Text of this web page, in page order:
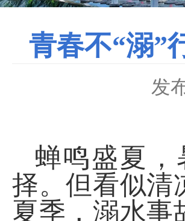
青春不“溺”
发
蝉鸣盛夏，
择。但看似清
夏季，溺水事